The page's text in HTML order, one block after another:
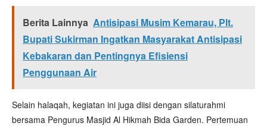
Berita Lainnya Antisipasi Musim Kemarau, Plt.
Bupati Sukirman Ingatkan Masyarakat Antisipasi
Kebakaran dan Pentingnya Efisiensi
Penggunaan Air
Selain halaqah, kegiatan ini juga diisi dengan silaturahmi
bersama Pengurus Masjid Al Hikmah Bida Garden. Pertemuan